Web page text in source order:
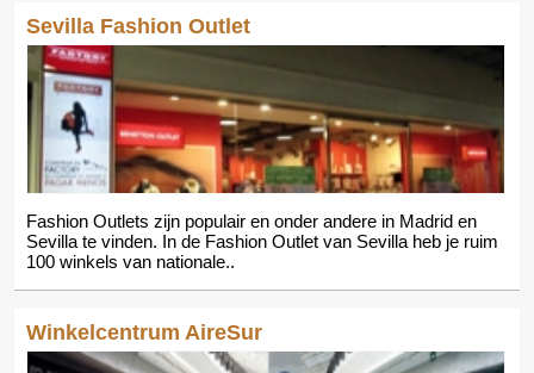
Sevilla Fashion Outlet
Fashion Outlets zijn populair en onder andere in Madrid en
Sevilla te vinden. In de Fashion Outlet van Sevilla heb je ruim
100 winkels van nationale..
Winkelcentrum AireSur